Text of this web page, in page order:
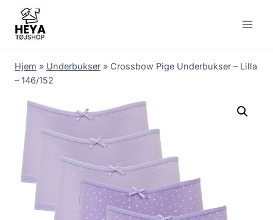
content
Hjem » Underbukser » Crossbow Pige Underbukser – Lilla
– 146/152